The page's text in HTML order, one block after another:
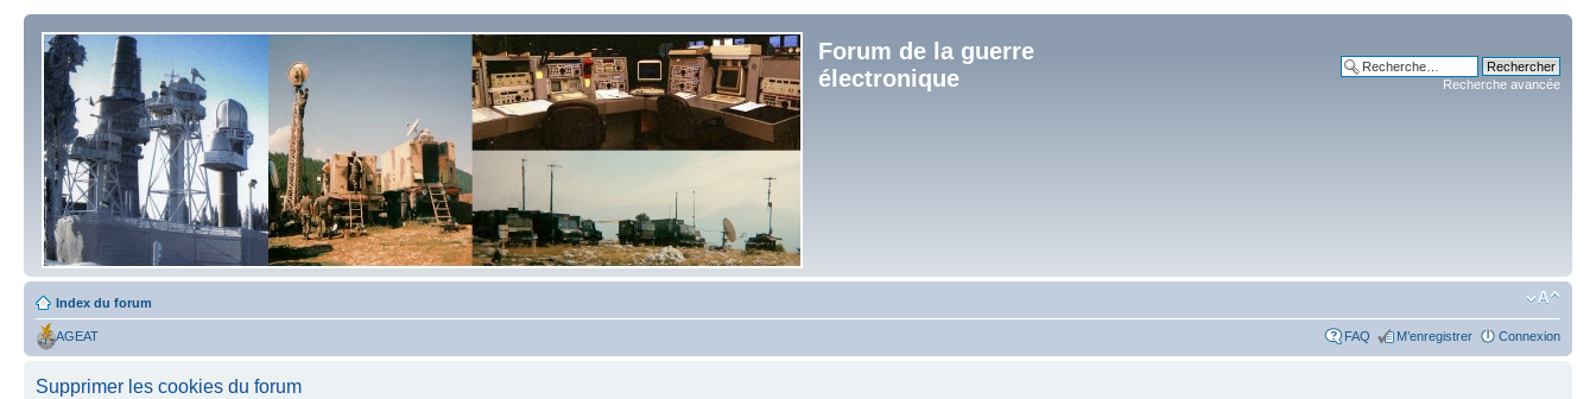
Forum de la guerre
électronique
Recherche avancée
Index du forum
AGEAT FAQ M’enregistrer Connexion
Supprimer les cookies du forum